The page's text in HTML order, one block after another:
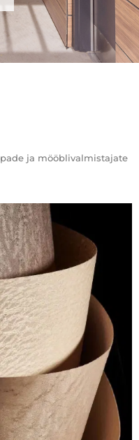
ja mööblivalmistajate